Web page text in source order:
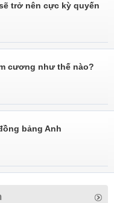
trở nên cực kỳ quyến
cương như thế nào?
bảng Anh